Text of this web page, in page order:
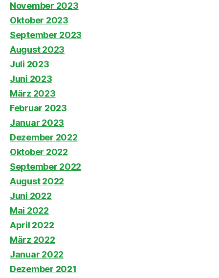
November 2023
Oktober 2023
September 2023
August 2023
Juli 2023
Juni 2023
März 2023
Februar 2023
Januar 2023
Dezember 2022
Oktober 2022
September 2022
August 2022
Juni 2022
Mai 2022
April 2022
März 2022
Januar 2022
Dezember 2021